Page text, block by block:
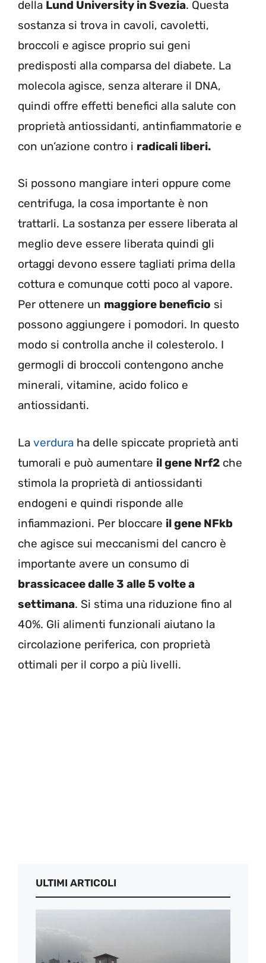
della Lund University in Svezia. Questa
sostanza si trova in cavoli, cavoletti,
broccoli e agisce proprio sui geni
predisposti alla comparsa del diabete. La
molecola agisce, senza alterare il DNA,
quindi offre effetti benefici alla salute con
proprietà antiossidanti, antinfiammatorie e
con un’azione contro i radicali liberi.
Si possono mangiare interi oppure come
centrifuga, la cosa importante è non
trattarli. La sostanza per essere liberata al
meglio deve essere liberata quindi gli
ortaggi devono essere tagliati prima della
cottura e comunque cotti poco al vapore.
Per ottenere un maggiore beneficio si
possono aggiungere i pomodori. In questo
modo si controlla anche il colesterolo. I
germogli di broccoli contengono anche
minerali, vitamine, acido folico e
antiossidanti.
La verdura ha delle spiccate proprietà anti
tumorali e può aumentare il gene Nrf2 che
stimola la proprietà di antiossidanti
endogeni e quindi risponde alle
infiammazioni. Per bloccare il gene NFkb
che agisce sui meccanismi del cancro è
importante avere un consumo di
brassicacee dalle 3 alle 5 volte a
settimana. Si stima una riduzione fino al
40%. Gli alimenti funzionali aiutano la
circolazione periferica, con proprietà
ottimali per il corpo a più livelli.
ULTIMI ARTICOLI